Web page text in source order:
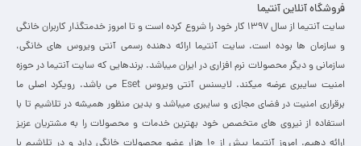
فروشگاه آنلاین آنتیما
سایت آنتیما از سال 1397 کار خود را شروع کرده است و تا امروز خدمتگذار کاربران خانگی
و سازمان ها بوده است. سایت آنتیما ارائه دهنده رسمی آنتی ویروس های خانگی،
سازمانی و دیگر محصولات نرم افزاری در ایران میباشد. برندهایی که سایت آنتیما در حوزه
امنیت سایبری عرضه میکند. لایسنس آنتی ویروس Eset می باشد. رویکرد اصلی ما
برقراری امنیت در فضای مجازی و سایبری میباشد و بدین منظور همیشه در تلاشیم تا با
استفاده از نیروی های متخصص خود بهترین خدمات و محصولات را به مشتریان عزیز